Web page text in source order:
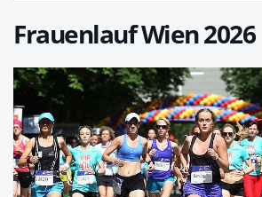
Frauenlauf Wien 2026